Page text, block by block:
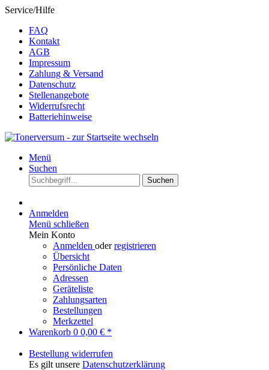
Service/Hilfe
FAQ
Kontakt
AGB
Impressum
Zahlung & Versand
Datenschutz
Stellenangebote
Widerrufsrecht
Batteriehinweise
Menü
Suchen
Suchen
Anmelden
Menü schließen
Mein Konto
Anmelden oderregistrieren
Übersicht
Persönliche Daten
Adressen
Geräteliste
Zahlungsarten
Bestellungen
Merkzettel
Warenkorb 0 0,00 € *
Bestellung widerrufen
Es gilt unsere Datenschutzerklärung